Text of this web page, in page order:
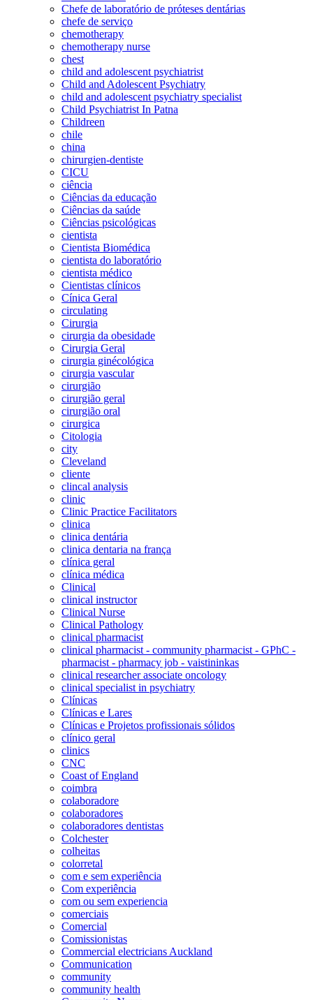
Chefe de laboratório de próteses dentárias
chefe de serviço
chemotherapy
chemotherapy nurse
chest
child and adolescent psychiatrist
Child and Adolescent Psychiatry
child and adolescent psychiatry specialist
Child Psychiatrist In Patna
Childreen
chile
china
chirurgien-dentiste
CICU
ciência
Ciências da educação
Ciências da saúde
Ciências psicológicas
cientista
Cientista Biomédica
cientista do laboratório
cientista médico
Cientistas clínicos
Cínica Geral
circulating
Cirurgia
cirurgia da obesidade
Cirurgia Geral
cirurgia ginécológica
cirurgia vascular
cirurgião
cirurgião geral
cirurgião oral
cirurgica
Citologia
city
Cleveland
cliente
clincal analysis
clinic
Clinic Practice Facilitators
clinica
clinica dentária
clinica dentaria na frança
clínica geral
clínica médica
Clinical
clinical instructor
Clinical Nurse
Clinical Pathology
clinical pharmacist
clinical pharmacist - community pharmacist - GPhC -
pharmacist - pharmacy job - vaistininkas
clinical researcher associate oncology
clinical specialist in psychiatry
Clínicas
Clínicas e Lares
Clínicas e Projetos profissionais sólidos
clínico geral
clinics
CNC
Coast of England
coimbra
colaboradore
colaboradores
colaboradores dentistas
Colchester
colheitas
colorretal
com e sem experiência
Com experiência
com ou sem experiencia
comerciais
Comercial
Comissionistas
Commercial electricians Auckland
Communication
community
community health